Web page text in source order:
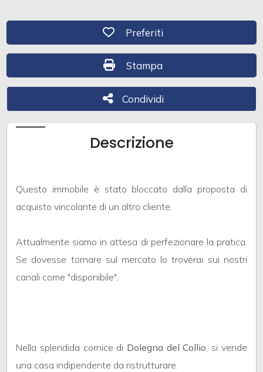
Preferiti: Cod. 231
Preferiti
Stampa: Cod. 231
Stampa
Condividi
Condividi
Descrizione
Questo immobile è stato bloccato dalla proposta di
acquisto vincolante di un altro cliente.
Attualmente siamo in attesa di perfezionare la pratica.
Se dovesse tornare sul mercato lo troverai sui nostri
canali come "disponibile".
Nella splendida cornice di Dolegna del Collio, si vende
una casa indipendente da ristrutturare.
Prezzo
Locali
1